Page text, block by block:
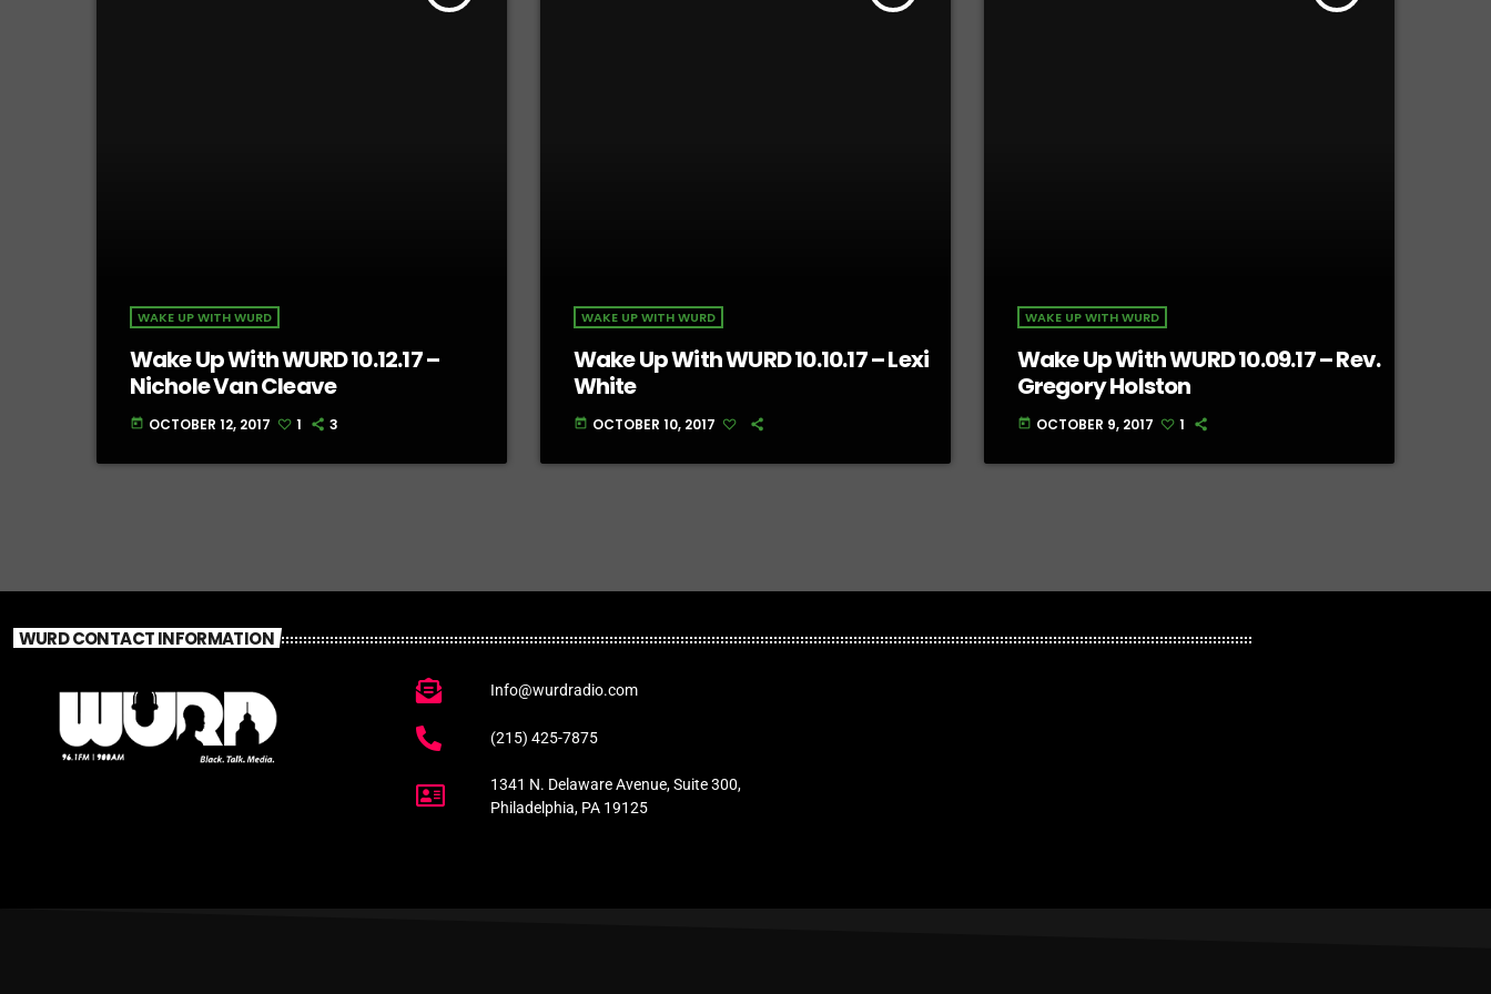
WAKE UP WITH WURD
Wake Up With WURD 10.12.17 –
Nichole Van Cleave
today OCTOBER 12, 2017 1 3
WAKE UP WITH WURD
Wake Up With WURD 10.10.17 – Lexi
White
today OCTOBER 10, 2017
WAKE UP WITH WURD
Wake Up With WURD 10.09.17 – Rev.
Gregory Holston
today OCTOBER 9, 2017 1
WURD CONTACT INFORMATION
Info@wurdradio.com
(215) 425-7875
1341 N. Delaware Avenue, Suite 300,
Philadelphia, PA 19125